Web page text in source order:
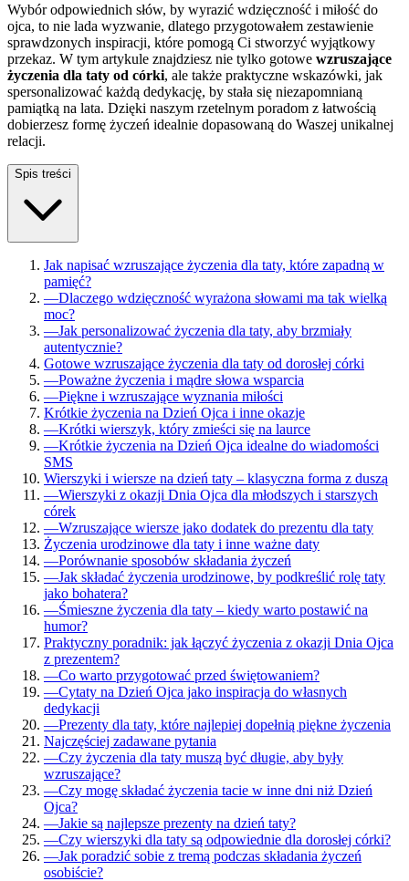
Wybór odpowiednich słów, by wyrazić wdzięczność i miłość do
ojca, to nie lada wyzwanie, dlatego przygotowałem zestawienie
sprawdzonych inspiracji, które pomogą Ci stworzyć wyjątkowy
przekaz. W tym artykule znajdziesz nie tylko gotowe wzruszające
życzenia dla taty od córki, ale także praktyczne wskazówki, jak
spersonalizować każdą dedykację, by stała się niezapomnianą
pamiątką na lata. Dzięki naszym rzetelnym poradom z łatwością
dobierzesz formę życzeń idealnie dopasowaną do Waszej unikalnej
relacji.
Spis treści
Jak napisać wzruszające życzenia dla taty, które zapadną w
pamięć?
—Dlaczego wdzięczność wyrażona słowami ma tak wielką
moc?
—Jak personalizować życzenia dla taty, aby brzmiały
autentycznie?
Gotowe wzruszające życzenia dla taty od dorosłej córki
—Poważne życzenia i mądre słowa wsparcia
—Piękne i wzruszające wyznania miłości
Krótkie życzenia na Dzień Ojca i inne okazje
—Krótki wierszyk, który zmieści się na laurce
—Krótkie życzenia na Dzień Ojca idealne do wiadomości
SMS
Wierszyki i wiersze na dzień taty – klasyczna forma z duszą
—Wierszyki z okazji Dnia Ojca dla młodszych i starszych
córek
—Wzruszające wiersze jako dodatek do prezentu dla taty
Życzenia urodzinowe dla taty i inne ważne daty
—Porównanie sposobów składania życzeń
—Jak składać życzenia urodzinowe, by podkreślić rolę taty
jako bohatera?
—Śmieszne życzenia dla taty – kiedy warto postawić na
humor?
Praktyczny poradnik: jak łączyć życzenia z okazji Dnia Ojca
z prezentem?
—Co warto przygotować przed świętowaniem?
—Cytaty na Dzień Ojca jako inspiracja do własnych
dedykacji
—Prezenty dla taty, które najlepiej dopełnią piękne życzenia
Najczęściej zadawane pytania
—Czy życzenia dla taty muszą być długie, aby były
wzruszające?
—Czy mogę składać życzenia tacie w inne dni niż Dzień
Ojca?
—Jakie są najlepsze prezenty na dzień taty?
—Czy wierszyki dla taty są odpowiednie dla dorosłej córki?
—Jak poradzić sobie z tremą podczas składania życzeń
osobiście?